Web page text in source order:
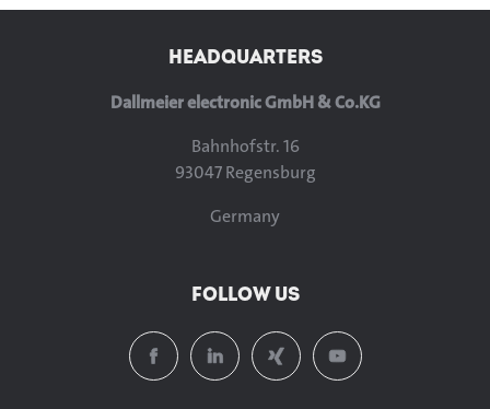
HEADQUARTERS
Dallmeier electronic GmbH & Co.KG
Bahnhofstr. 16
93047 Regensburg
Germany
FOLLOW US